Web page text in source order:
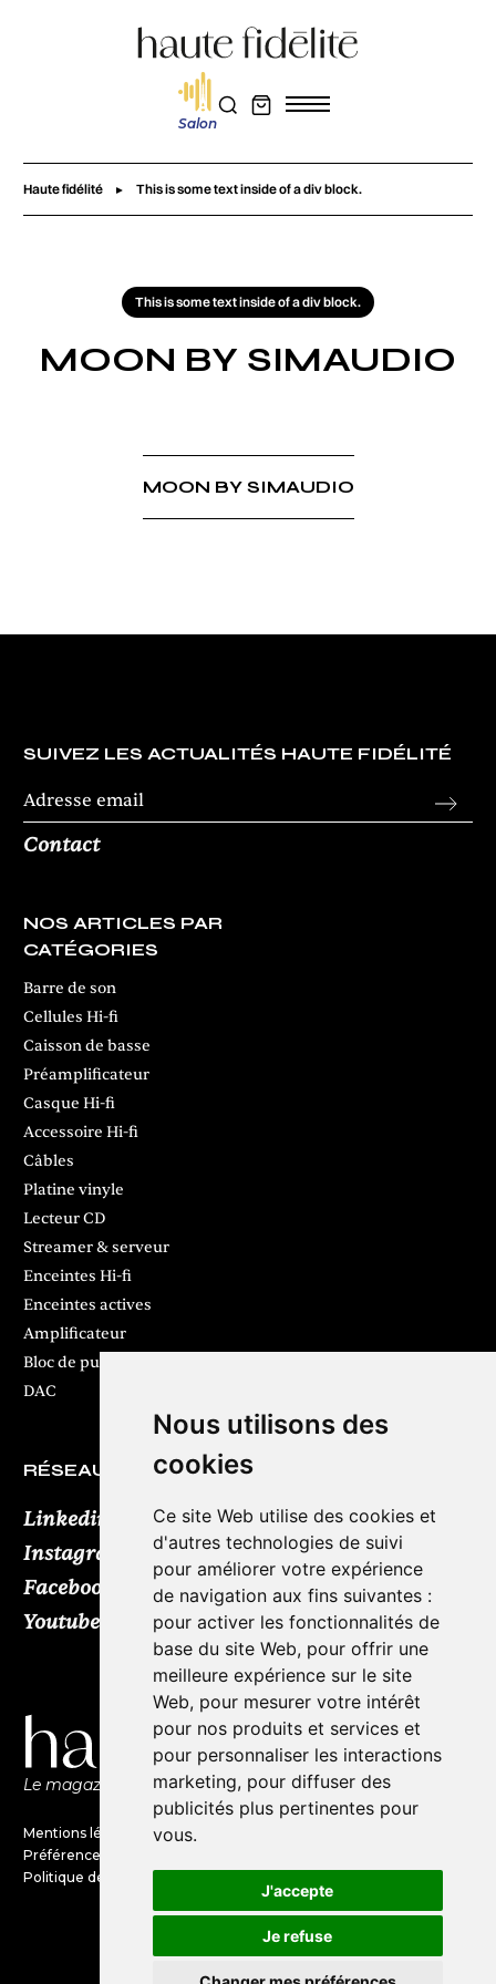
Nous utilisons des
cookies
Ce site Web utilise des cookies et
d'autres technologies de suivi
pour améliorer votre expérience
de navigation aux fins suivantes :
pour activer les fonctionnalités de
base du site Web, pour offrir une
meilleure expérience sur le site
Web, pour mesurer votre intérêt
pour nos produits et services et
pour personnaliser les interactions
marketing, pour diffuser des
publicités plus pertinentes pour
vous.
J'accepte
Je refuse
Salon
Haute fidélité This is some text inside of a div block.
This is some text inside of a div block.
MOON BY SIMAUDIO
MOON BY SIMAUDIO
SUIVEZ LES ACTUALITÉS HAUTE FIDÉLITÉ
Contact
NOS ARTICLES PAR
CATÉGORIES
Barre de son
Cellules Hi-fi
Caisson de basse
Préamplificateur
Casque Hi-fi
Accessoire Hi-fi
Câbles
Platine vinyle
Lecteur CD
Streamer & serveur
Enceintes Hi-fi
Enceintes actives
Amplificateur
Bloc de puissance
DAC
RÉSEAUX SOCIAUX
Linkedin
Instagram
Facebook
Youtube TikTok
Le magazine de l'audio d'exception par HL Média
Mentions légales
Préférences en matières de cookies
Politique de confidentialité
©Haute Fidélité est une marque